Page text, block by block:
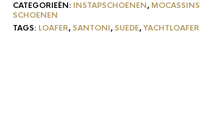
CATEGORIEËN: INSTAPSCHOENEN, MOCASSINS
SCHOENEN
TAGS: LOAFER, SANTONI, SUEDE,YACHTLOAFER